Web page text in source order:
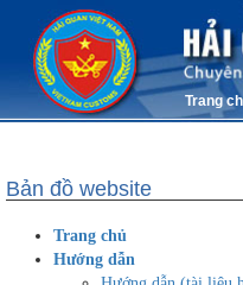
Trang
Bản đồ website
Trang chủ
Hướng dẫn